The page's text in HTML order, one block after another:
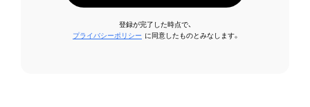
登録が完了した時点で、
プライバシーポリシー に同意したものとみなします。